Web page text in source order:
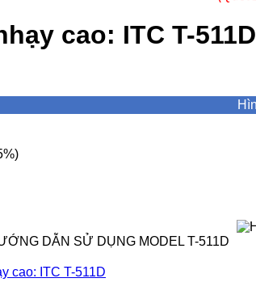
cao: ITC T-511D
DẪN SỬ DỤNG MODEL T-511D